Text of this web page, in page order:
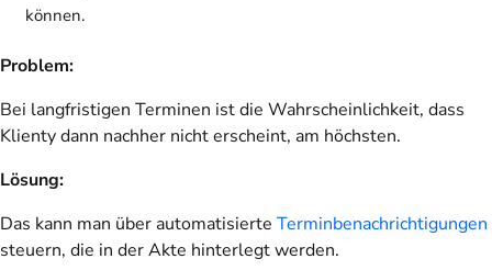
können.
Problem:
Bei langfristigen Terminen ist die Wahrscheinlichkeit, dass
Klienty dann nachher nicht erscheint, am höchsten.
Lösung:
Das kann man über automatisierte Terminbenachrichtigungen
steuern, die in der Akte hinterlegt werden.